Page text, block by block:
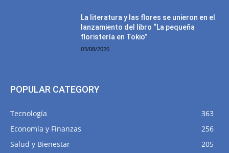
La literatura y las flores se unieron en el
lanzamiento del libro “La pequeña
floristería en Tokio”
03/08/2026
POPULAR CATEGORY
Tecnología
363
Economía y Finanzas
256
Salud y Bienestar
205